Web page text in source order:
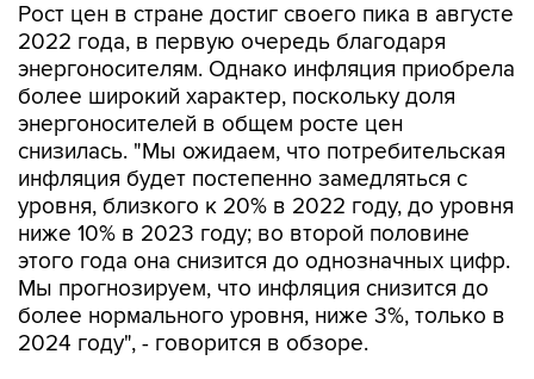
Рост цен в стране достиг своего пика в августе
2022 года, в первую очередь благодаря
энергоносителям. Однако инфляция приобрела
более широкий характер, поскольку доля
энергоносителей в общем росте цен
снизилась. "Мы ожидаем, что потребительская
инфляция будет постепенно замедляться с
уровня, близкого к 20% в 2022 году, до уровня
ниже 10% в 2023 году; во второй половине
этого года она снизится до однозначных цифр.
Мы прогнозируем, что инфляция снизится до
более нормального уровня, ниже 3%, только в
2024 году", - говорится в обзоре.